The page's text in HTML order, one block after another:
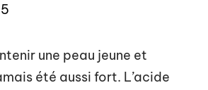
une peau jeune et
été aussi fort. L’acide